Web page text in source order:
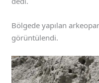
Bölgede yapılan
görüntülendi.